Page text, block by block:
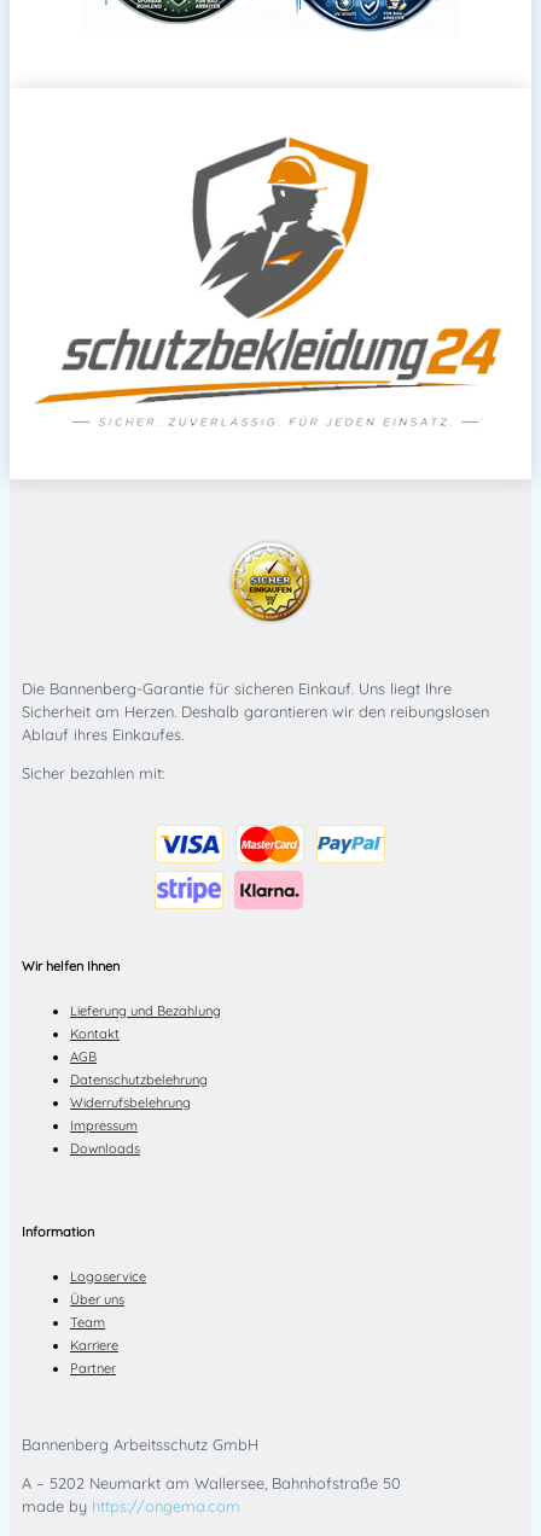
Die Bannenberg-Garantie für sicheren Einkauf. Uns liegt Ihre
Sicherheit am Herzen. Deshalb garantieren wir den reibungslosen
Ablauf ihres Einkaufes.
Sicher bezahlen mit:
Wir helfen Ihnen
Lieferung und Bezahlung
Kontakt
AGB
Datenschutzbelehrung
Widerrufsbelehrung
Impressum
Downloads
Information
Logoservice
Über uns
Team
Karriere
Partner
Bannenberg Arbeitsschutz GmbH
A – 5202 Neumarkt am Wallersee, Bahnhofstraße 50
made by https://ongema.com